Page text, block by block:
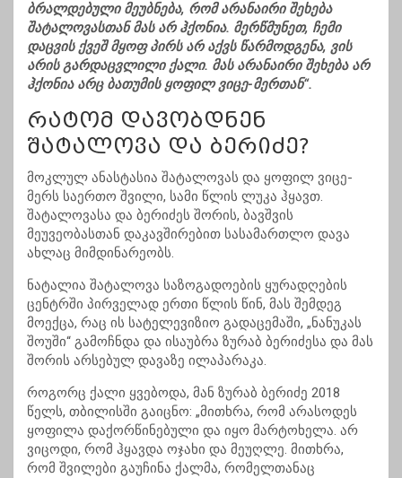
ბრალდებული მეუბნება, რომ არანაირი შეხება
შატალოვასთან მას არ ჰქონია. მერწმუნეთ, ჩემი
დაცვის ქვეშ მყოფ პირს არ აქვს წარმოდგენა, ვის
არის გარდაცვლილი ქალი. მას არანაირი შეხება არ
ჰქონია არც ბათუმის ყოფილ ვიცე-მერთან“.
რატომ დავობდნენ
შატალოვა და ბერიძე?
მოკლულ ანასტასია შატალოვას და ყოფილ ვიცე-
მერს საერთო შვილი, სამი წლის ლუკა ჰყავთ.
შატალოვასა და ბერიძეს შორის, ბავშვის
მეუვეობასთან დაკავშირებით სასამართლო დავა
ახლაც მიმდინარეობს.
ნატალია შატალოვა საზოგადოების ყურადღების
ცენტრში პირველად ერთი წლის წინ, მას შემდეგ
მოექცა, რაც ის სატელევიზიო გადაცემაში, „ნანუკას
შოუში“ გამოჩნდა და ისაუბრა ზურაბ ბერიძესა და მას
შორის არსებულ დავაზე ილაპარაკა.
როგორც ქალი ყვებოდა, მან ზურაბ ბერიძე 2018
წელს, თბილისში გაიცნო: „მითხრა, რომ არასოდეს
ყოფილა დაქორწინებული და იყო მარტოხელა. არ
ვიცოდი, რომ ჰყავდა ოჯახი და მეუღლე. მითხრა,
რომ შვილები გაუჩინა ქალმა, რომელთანაც